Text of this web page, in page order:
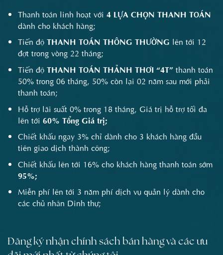
Thanh toán linh hoạt với 4 LỰA CHỌN THANH TOÁN
dành cho khách hàng;
Tiến độ THANH TOÁN THÔNG THƯỜNG lên tới 12
đợt trong vòng 22 tháng;
Tiến độ THANH TOÁN THẢNH THƠI “4T”thanh toán
50% trong 06 tháng, 50% còn lại 02 năm sau mới phải
thanh toán;
Hỗ trợ lãi suất 0% trong 18 tháng, Giá trị hỗ trợ tối đa
lên tới 60% Tổng Giá trị;
Chiết khấu ngay 3% chỉ dành cho 3 khách hàng đầu
tiên giao dịch thành công;
Chiết khấu lên tới 16% cho khách hàng thanh toán sớm
95%;
Miễn phí lên tới 3 năm phí dịch vụ quản lý dành cho
các chủ nhân Dinh thự;
Đăng ký nhận chính sách bán hàng và các ưu